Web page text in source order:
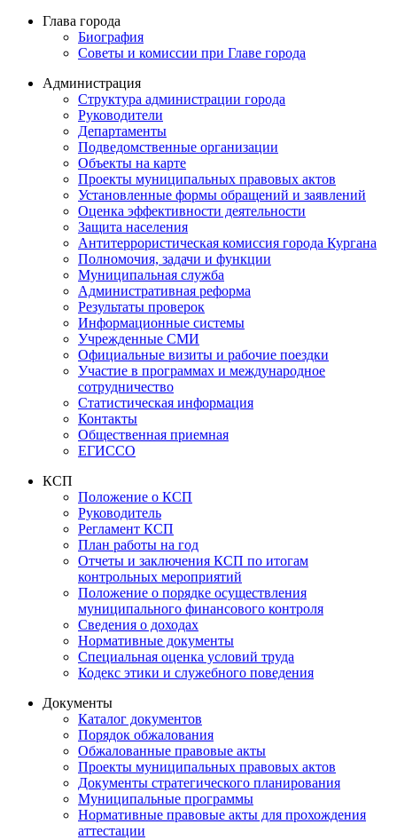
Глава города
Биография
Советы и комиссии при Главе города
Администрация
Структура администрации города
Руководители
Департаменты
Подведомственные организации
Объекты на карте
Проекты муниципальных правовых актов
Установленные формы обращений и заявлений
Оценка эффективности деятельности
Защита населения
Антитеррористическая комиссия города Кургана
Полномочия, задачи и функции
Муниципальная служба
Административная реформа
Результаты проверок
Информационные системы
Учрежденные СМИ
Официальные визиты и рабочие поездки
Участие в программах и международное
сотрудничество
Статистическая информация
Контакты
Общественная приемная
ЕГИССО
КСП
Положение о КСП
Руководитель
Регламент КСП
План работы на год
Отчеты и заключения КСП по итогам
контрольных мероприятий
Положение о порядке осуществления
муниципального финансового контроля
Сведения о доходах
Нормативные документы
Специальная оценка условий труда
Кодекс этики и служебного поведения
Документы
Каталог документов
Порядок обжалования
Обжалованные правовые акты
Проекты муниципальных правовых актов
Документы стратегического планирования
Муниципальные программы
Нормативные правовые акты для прохождения
аттестации